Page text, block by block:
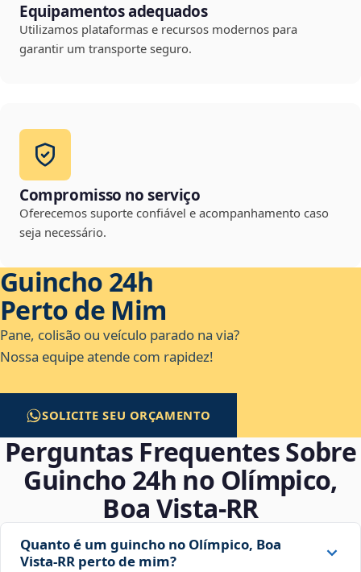
Equipamentos adequados
Utilizamos plataformas e recursos modernos para
garantir um transporte seguro.
Compromisso no serviço
Oferecemos suporte confiável e acompanhamento caso
seja necessário.
Guincho 24h
Perto de Mim
Pane, colisão ou veículo parado na via?
Nossa equipe atende com rapidez!
SOLICITE SEU ORÇAMENTO
Perguntas Frequentes Sobre
Guincho 24h no Olímpico,
Boa Vista‑RR
Quanto é um guincho no Olímpico, Boa
Vista‑RR perto de mim?